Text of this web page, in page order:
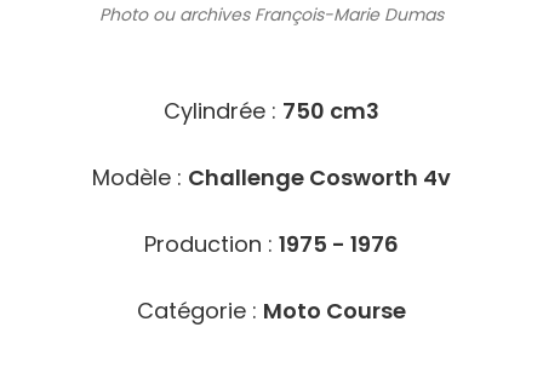
Photo ou archivesFrançois-Marie Dumas
Cylindrée : 750 cm3
Modèle : Challenge Cosworth 4v
Production : 1975 - 1976
Catégorie : Moto Course